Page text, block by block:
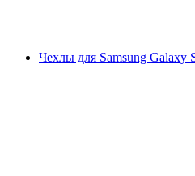
Чехлы для Samsung Galaxy